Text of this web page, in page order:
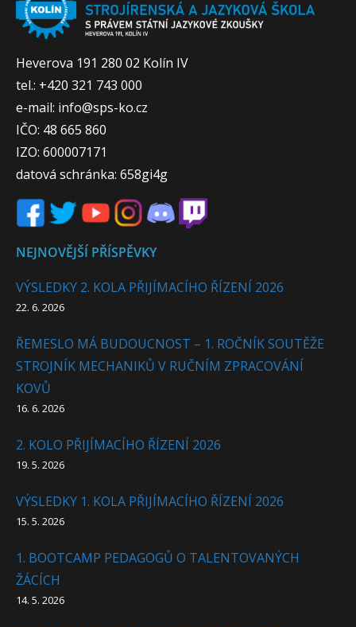
Heverova 191 280 02 Kolín IV
tel.: +420 321 743 000
e-mail: info@sps-ko.cz
IČO: 48 665 860
IZO: 600007171
datová schránka: 658gi4g
NEJNOVĚJŠÍ PŘÍSPĚVKY
VÝSLEDKY 2. KOLA PŘIJÍMACÍHO ŘÍZENÍ 2026
22. 6. 2026
ŘEMESLO MÁ BUDOUCNOST – 1. ROČNÍK SOUTĚŽE
STROJNÍK MECHANIKŮ V RUČNÍM ZPRACOVÁNÍ
KOVŮ
16. 6. 2026
2. KOLO PŘIJÍMACÍHO ŘÍZENÍ 2026
19. 5. 2026
VÝSLEDKY 1. KOLA PŘIJÍMACÍHO ŘÍZENÍ 2026
15. 5. 2026
1. BOOTCAMP PEDAGOGŮ O TALENTOVANÝCH
ŽÁCÍCH
14. 5. 2026